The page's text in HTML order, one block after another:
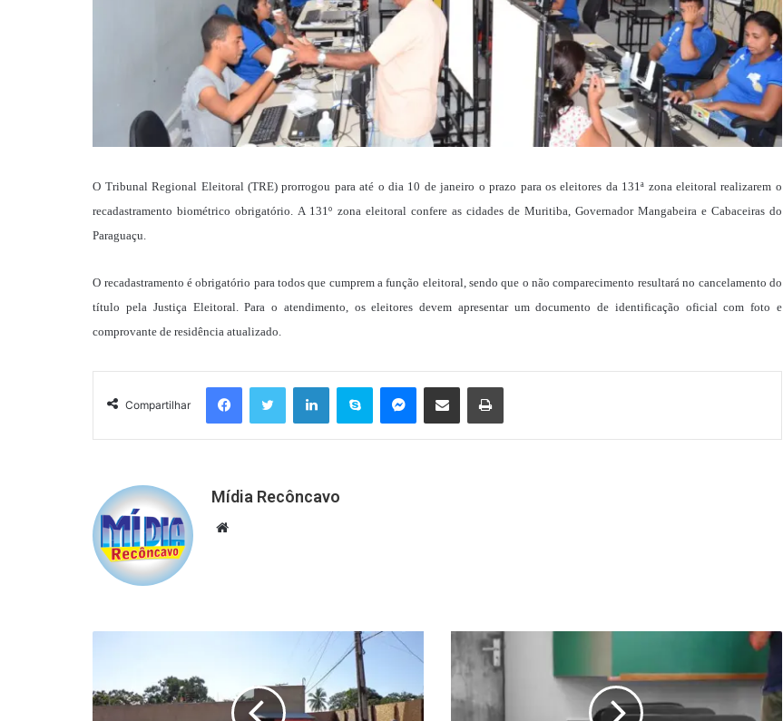
O Tribunal Regional Eleitoral (TRE) prorrogou para até o dia 10 de janeiro o prazo para os eleitores da 131ª zona eleitoral realizarem o
recadastramento biométrico obrigatório. A 131º zona eleitoral confere as cidades de Muritiba, Governador Mangabeira e Cabaceiras do
Paraguaçu.
O recadastramento é obrigatório para todos que cumprem a função eleitoral, sendo que o não comparecimento resultará no cancelamento do
título pela Justiça Eleitoral. Para o atendimento, os eleitores devem apresentar um documento de identificação oficial com foto e
comprovante de residência atualizado.
Compartilhar
FacebookTwitter LinkedinSkype Messenger
Compartilhar via e-mail Imprimir
Mídia Recôncavo
Website